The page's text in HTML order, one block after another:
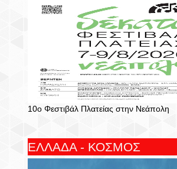
10ο Φεστιβάλ Πλατείας στην Νεάπολη
ΕΛΛΑΔΑ - ΚΟΣΜΟΣ